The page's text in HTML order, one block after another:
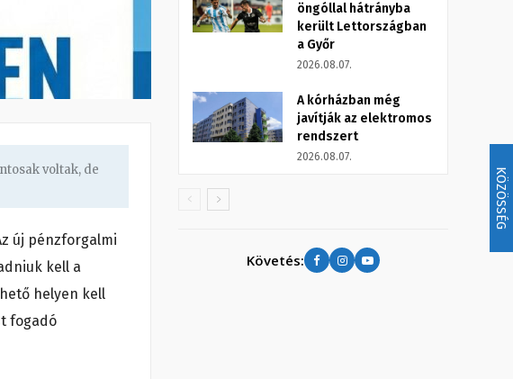
KÖZÖSSÉG
voltak, de
új pénzforgalmi
kell a
helyen kell
fogadó
öngóllal hátrányba
került Lettországban
a Győr
2026.08.07.
A kórházban még
javítják az elektromos
rendszert
2026.08.07.
Követés: